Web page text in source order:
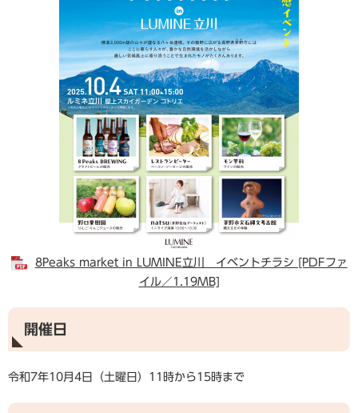
8Peaks market in LUMINE立川 イベントチラシ [PDFファ
イル／1.19MB]
開催日
令和7年10月4日（土曜日）11時から15時まで